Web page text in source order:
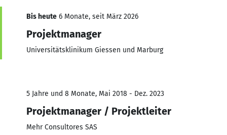
Bis heute 6 Monate, seit März 2026
Projektmanager
Universitätsklinikum Giessen und Marburg
5 Jahre und 8 Monate, Mai 2018 - Dez. 2023
Projektmanager / Projektleiter
Mehr Consultores SAS